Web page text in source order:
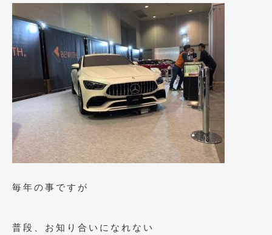
毎年の事ですが
普段、お知り合いになれない